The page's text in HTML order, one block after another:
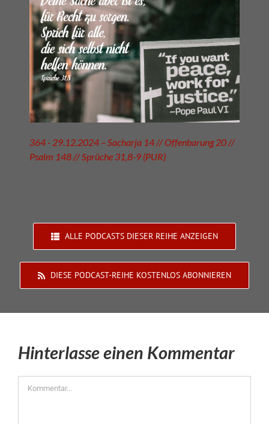
364 - 29.12.2024 – Sacharja 14 // Offenbarung 20 //
Psalm 148 // Sprüche 31,8-9 (PUR)
ALLE PODCASTS DIESER REIHE ANZEIGEN
DIESE PODCAST-REIHE KOSTENLOS ABONNIEREN
Hinterlasse einen Kommentar